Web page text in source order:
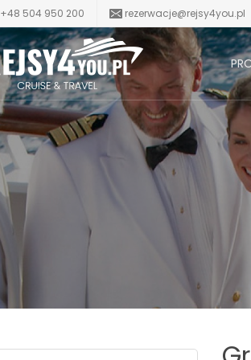
+48 504 950 200 rezerwacje@rejsy4you.pl